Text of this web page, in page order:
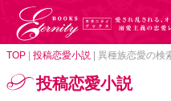
TOP 投稿恋愛小説 異種族恋愛の検
投稿恋愛小説